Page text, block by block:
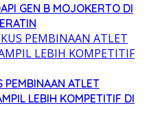
GEN B MOJOKERTO DI
PEMBINAAN ATLET
LEBIH KOMPETITIF DI